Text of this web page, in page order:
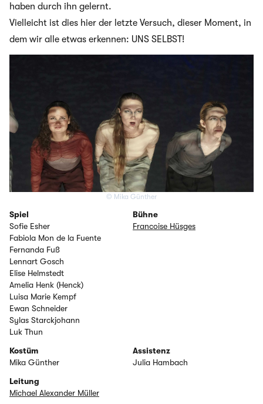
haben durch ihn gelernt.
Vielleicht ist dies hier der letzte Versuch, dieser Moment, in
dem wir alle etwas erkennen: UNS SELBST!
© Mika Günther
Spiel
Sofie Esher
Fabiola Mon de la Fuente
Fernanda Fuß
Lennart Gosch
Elise Helmstedt
Amelia Henk (Henck)
Luisa Marie Kempf
Ewan Schneider
Sylas Starckjohann
Luk Thun
Bühne
Francoise Hüsges
Kostüm
Mika Günther
Assistenz
Julia Hambach
Leitung
Michael Alexander Müller